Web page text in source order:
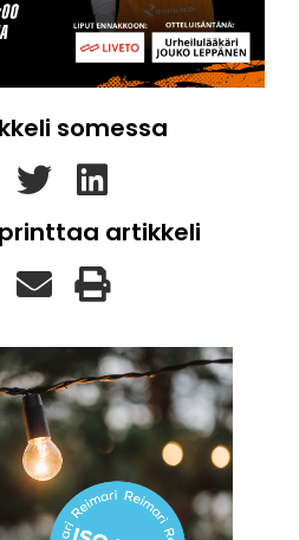
somessa
artikkeli